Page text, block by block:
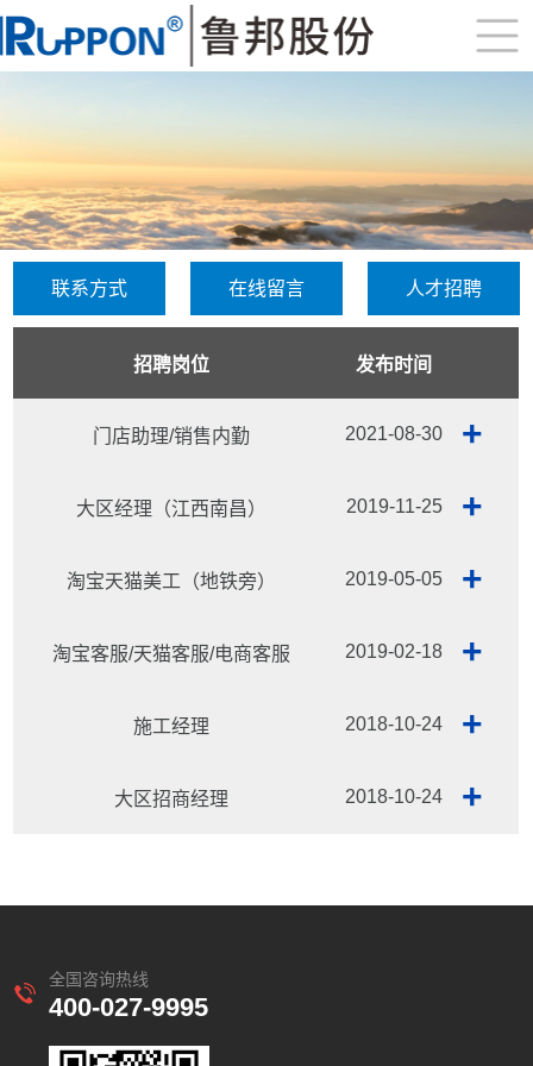
联系方式 在线留言 人才招聘
招聘岗位 发布时间
门店助理/销售内勤 2021-08-30 +
大区经理（江西南昌） 2019-11-25 +
淘宝天猫美工（地铁旁） 2019-05-05 +
淘宝客服/天猫客服/电商客服 2019-02-18 +
施工经理 2018-10-24 +
大区招商经理 2018-10-24 +
全国咨询热线
400-027-9995